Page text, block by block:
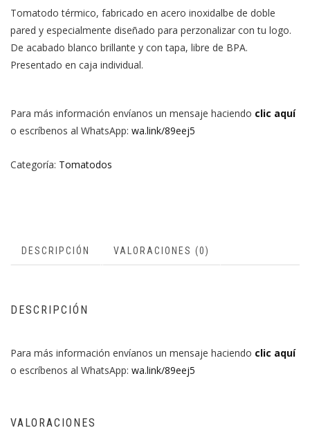
Tomatodo térmico, fabricado en acero inoxidalbe de doble
pared y especialmente diseñado para perzonalizar con tu logo.
De acabado blanco brillante y con tapa, libre de BPA.
Presentado en caja individual.
Para más información envíanos un mensaje haciendo clic aquí
o escríbenos al WhatsApp: wa.link/89eej5
Categoría: Tomatodos
DESCRIPCIÓN VALORACIONES (0)
DESCRIPCIÓN
Para más información envíanos un mensaje haciendo clic aquí
o escríbenos al WhatsApp: wa.link/89eej5
VALORACIONES